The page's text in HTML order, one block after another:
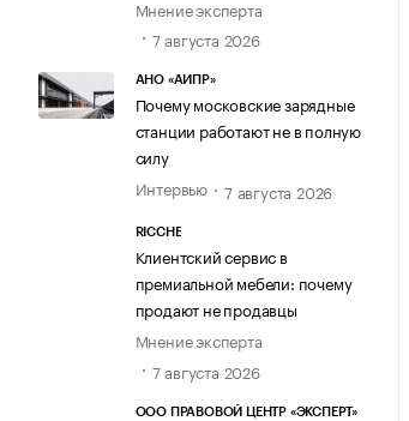
Мнение эксперта
7 августа 2026
АНО «АИПР»
Почему московские зарядные
станции работают не в полную
силу
Интервью
7 августа 2026
RICCHE
Клиентский сервис в
премиальной мебели: почему
продают не продавцы
Мнение эксперта
7 августа 2026
ООО ПРАВОВОЙ ЦЕНТР «ЭКСПЕРТ»